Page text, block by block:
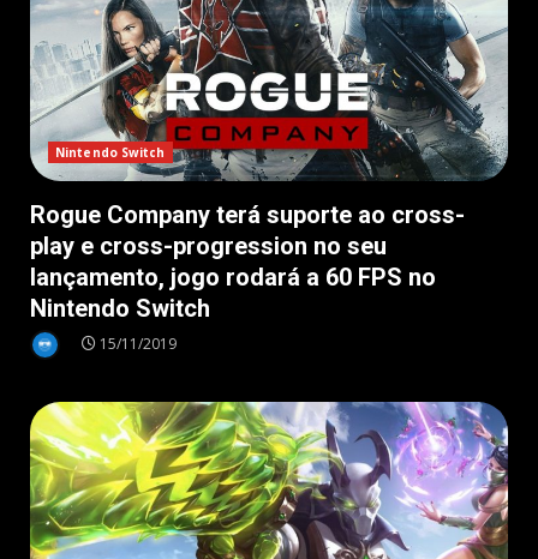
Nintendo Switch
Rogue Company terá suporte ao cross-
play e cross-progression no seu
lançamento, jogo rodará a 60 FPS no
Nintendo Switch
15/11/2019